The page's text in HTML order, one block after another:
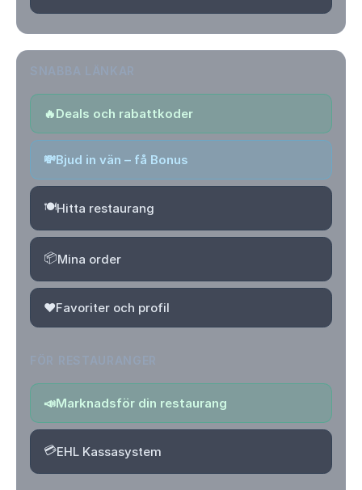
🔥Deals och rabattkoder
💸Bjud in vän – få Bonus
🍽️Hitta restaurang
📦Mina order
❤️Favoriter och profil
📣Marknadsför din restaurang
💳EHL Kassasystem